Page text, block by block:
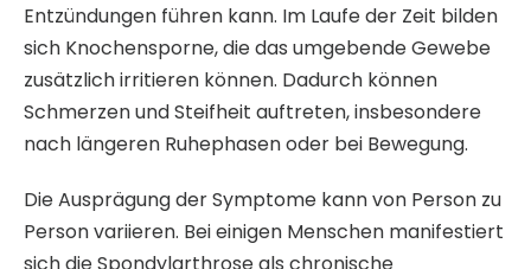
Entzündungen führen kann. Im Laufe der Zeit bilden
sich Knochensporne, die das umgebende Gewebe
zusätzlich irritieren können. Dadurch können
Schmerzen und Steifheit auftreten, insbesondere
nach längeren Ruhephasen oder bei Bewegung.
Die Ausprägung der Symptome kann von Person zu
Person variieren. Bei einigen Menschen manifestiert
sich die Spondylarthrose als chronische